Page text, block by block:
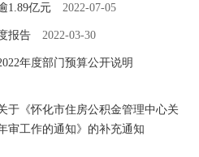
1.89亿元 2022-07-05
报告 2022-03-30
年度部门预算公开说明
于《怀化市住房公积金管理中心关
审工作的通知》的补充通知